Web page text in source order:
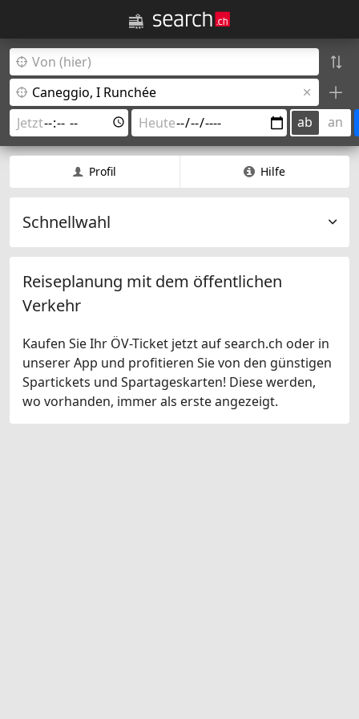
ab an
Profil Hilfe
Schnellwahl
Reiseplanung mit dem öffentlichen
Verkehr
Kaufen Sie Ihr ÖV-Ticket jetzt auf search.ch oder in
unserer App und profitieren Sie von den günstigen
Spartickets und Spartageskarten! Diese werden,
wo vorhanden, immer als erste angezeigt.